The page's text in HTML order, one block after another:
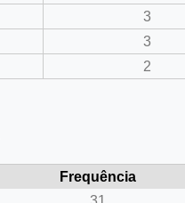
3
3
2
Frequência